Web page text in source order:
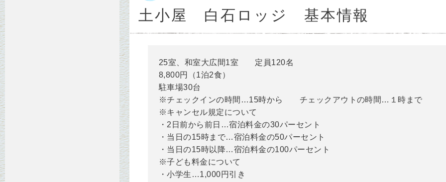
土小屋 白石ロッジ 基本情報
25室、和室大広間1室 定員120名
8,800円（1泊2食）
駐車場30台
※チェックインの時間…15時から チェックアウトの時間…１時まで
※キャンセル規定について
・2日前から前日…宿泊料金の30パーセント
・当日の15時まで…宿泊料金の50パーセント
・当日の15時以降…宿泊料金の100パーセント
※子ども料金について
・小学生…1,000円引き